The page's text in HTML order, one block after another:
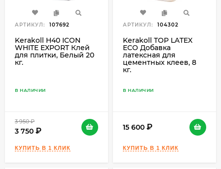
АРТИКУЛ: 107692
Kerakoll H40 ICON
WHITE EXPORT Клей
для плитки, Белый 20
кг.
В НАЛИЧИИ
3 950
3 750
АРТИКУЛ: 104302
Kerakoll TOP LATEX
ECO Добавка
латексная для
цементных клеев, 8
кг.
В НАЛИЧИИ
15 600